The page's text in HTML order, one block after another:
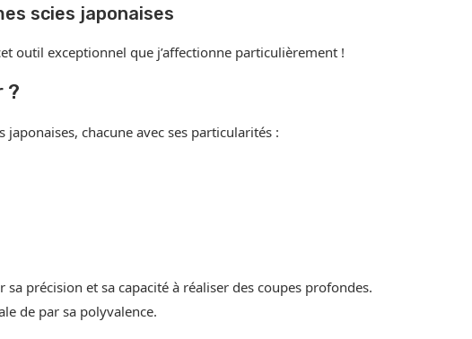
scies japonaises
outil exceptionnel que j’affectionne particulièrement !
?
chacune avec ses particularités :
précision et sa capacité à réaliser des coupes profondes.
de par sa polyvalence.